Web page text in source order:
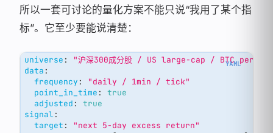
所以一套可讨论的量化方案不能只说“我用了某个指
标”。它至少要能说清楚：
universe :
"沪深300成分股 / US large-cap / BTC
data :
frequency :
"daily / 1min / tick"
point_in_time :
true
adjusted :
true
signal:
target :
"next 5-day excess return"